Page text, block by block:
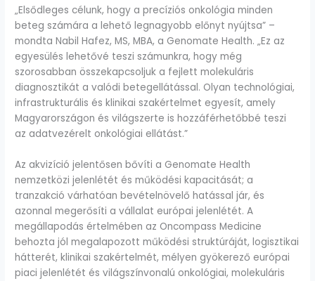
„Elsődleges célunk, hogy a precíziós onkológia minden
beteg számára a lehető legnagyobb előnyt nyújtsa” –
mondta Nabil Hafez, MS, MBA, a Genomate Health. „Ez az
egyesülés lehetővé teszi számunkra, hogy még
szorosabban összekapcsoljuk a fejlett molekuláris
diagnosztikát a valódi betegellátással. Olyan technológiai,
infrastrukturális és klinikai szakértelmet egyesít, amely
Magyarországon és világszerte is hozzáférhetőbbé teszi
az adatvezérelt onkológiai ellátást.”
Az akvizíció jelentősen bővíti a Genomate Health
nemzetközi jelenlétét és működési kapacitását; a
tranzakció várhatóan bevételnövelő hatással jár, és
azonnal megerősíti a vállalat európai jelenlétét. A
megállapodás értelmében az Oncompass Medicine
behozta jól megalapozott működési struktúráját, logisztikai
hátterét, klinikai szakértelmét, mélyen gyökerező európai
piaci jelenlétét és világszínvonalú onkológiai, molekuláris